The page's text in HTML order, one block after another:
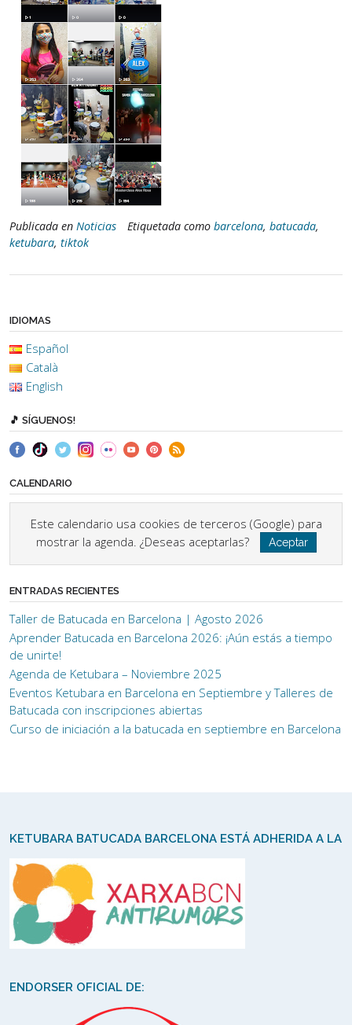
Publicada en Noticias Etiquetada como barcelona, batucada,
ketubara, tiktok
IDIOMAS
Español
Català
English
🎵 SÍGUENOS!
CALENDARIO
Este calendario usa cookies de terceros (Google) para
mostrar la agenda. ¿Deseas aceptarlas?
Aceptar
ENTRADAS RECIENTES
Taller de Batucada en Barcelona | Agosto 2026
Aprender Batucada en Barcelona 2026: ¡Aún estás a tiempo
de unirte!
Agenda de Ketubara – Noviembre 2025
Eventos Ketubara en Barcelona en Septiembre y Talleres de
Batucada con inscripciones abiertas
Curso de iniciación a la batucada en septiembre en Barcelona
KETUBARA BATUCADA BARCELONA ESTÁ ADHERIDA A LA
ENDORSER OFICIAL DE: